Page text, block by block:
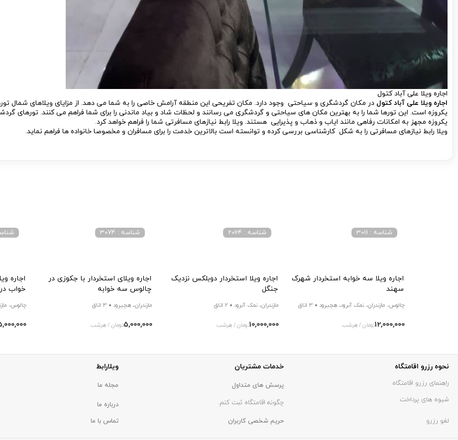
اجاره ویلا علی آباد کتول
اجاره ویلا علی آباد کتول در مکان گردشگری و سیاحتی وجود دارد. مکان تفریحی این منطقه آرامش خاصی را به شما می دهد. از مزایای ویلاهای شمال
یکروزه است. این تورها شما را به بهترین مکان های سیاحتی و گردشگری می رسانند و لحظات شاد و بیاد ماندنی را برای شما فراهم می کنند. تورهای
یکروزه مجهز به امکانات رفاهی مانند ایاب و ذهاب و پذیرایی هستند. ویلا رابط نیازهای مسافرتی شما را فراهم خواهد کرد.
ویلا رابط نیازهای مسافرتی را به شکل کارشناسی بررسی کرده و توانسته است بالاترین خدمت را برای مسافران و مخصوصا خانواده ها فراهم نماید.
اجاره ویلا سه خوابه استخردار شهرک
سهند
شناسه : 3011
چالوس، مازندران، نمک آبرود، هچیرود 3 اتاق
12,000,000تومان / هرشب
اجاره ویلا استخردار دوبلکس نزدیک
جنگل
شناسه : 2064
مازندران، نمک آبرود 2 اتاق
10,000,000تومان / هرشب
اجاره ویلای استخردار با جکوزی در
چالوس سه خوابه
شناسه : 3074
مازندران، هچیرود 3 اتاق
5,000,000تومان / هرشب
اجاره
خواب
شناسه
چالوس،
نحوه رزرو اقامتگاه
راهنمای رزرو اقامتگاه
شیوه های پرداخت
لغو رزرو
خدمات مشتریان
پرسش های متداول
چگونه اقامتگاه ثبت کنم.
حریم شخصی کاربران
ویلارابط
مجله ما
درباره ما
تماس با ما